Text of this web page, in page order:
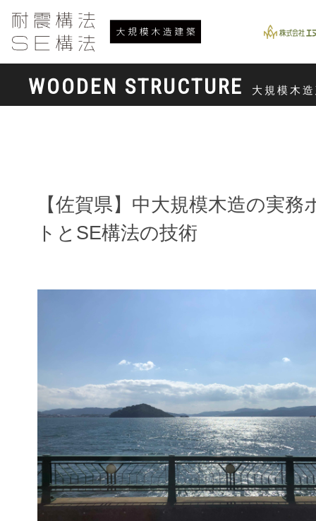
WOODEN STRUCTURE 大規模木
【佐賀県】中大規模木造の実務
トとSE構法の技術